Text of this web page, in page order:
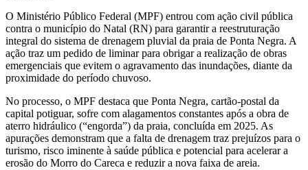
O Ministério Público Federal (MPF) entrou com ação civil pública
contra o município do Natal (RN) para garantir a reestruturação
integral do sistema de drenagem pluvial da praia de Ponta Negra. A
ação traz um pedido de liminar para obrigar a realização de obras
emergenciais que evitem o agravamento das inundações, diante da
proximidade do período chuvoso.
No processo, o MPF destaca que Ponta Negra, cartão-postal da
capital potiguar, sofre com alagamentos constantes após a obra de
aterro hidráulico (“engorda”) da praia, concluída em 2025. As
apurações demonstram que a falta de drenagem traz prejuízos para o
turismo, risco iminente à saúde pública e potencial para acelerar a
erosão do Morro do Careca e reduzir a nova faixa de areia.